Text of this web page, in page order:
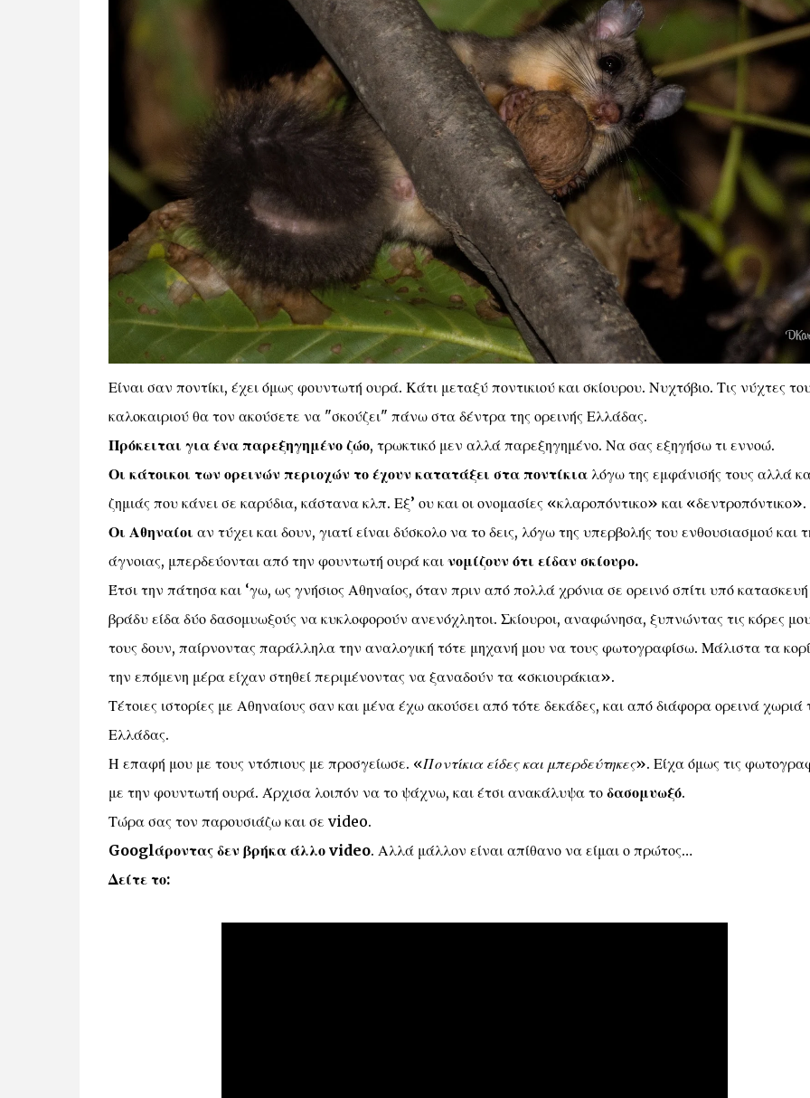
Είναι σαν ποντίκι, έχει όμως φουντωτή ουρά. Κάτι μεταξύ ποντικιού και σκίουρου. Νυχτόβιο. Τις νύχτες
καλοκαιριού θα τον ακούσετε να "σκούζει" πάνω στα δέντρα της ορεινής Ελλάδας.
Πρόκειται για ένα παρεξηγημένο ζώο, τρωκτικό μεν αλλά παρεξηγημένο. Να σας εξηγήσω τι εννοώ.
Οι κάτοικοι των ορεινών περιοχών το έχουν κατατάξει στα ποντίκιαλόγω της εμφάνισής τους αλλά
ζημιάς που κάνει σε καρύδια, κάστανα κλπ. Εξ’ ου και οι ονομασίες «κλαροπόντικο» και «δεντροπόντικο».
Οι Αθηναίοι αν τύχει και δουν, γιατί είναι δύσκολο να το δεις, λόγω της υπερβολής του ενθουσιασμού και
άγνοιας, μπερδεύονται από την φουντωτή ουρά και νομίζουν ότι είδαν σκίουρο.
Έτσι την πάτησα και ‘γω, ως γνήσιος Αθηναίος, όταν πριν από πολλά χρόνια σε ορεινό σπίτι υπό
βράδυ είδα δύο δασομυωξούς να κυκλοφορούν ανενόχλητοι. Σκίουροι, αναφώνησα, ξυπνώντας τις κόρες
τους δουν, παίρνοντας παράλληλα την αναλογική τότε μηχανή μου να τους φωτογραφίσω. Μάλιστα τα
την επόμενη μέρα είχαν στηθεί περιμένοντας να ξαναδούν τα «σκιουράκια».
Τέτοιες ιστορίες με Αθηναίους σαν και μένα έχω ακούσει από τότε δεκάδες, και από διάφορα ορεινά χωριά
Ελλάδας.
Η επαφή μου με τους ντόπιους με προσγείωσε. «Ποντίκια είδες και μπερδεύτηκες». Είχα όμως τις
με την φουντωτή ουρά. Άρχισα λοιπόν να το ψάχνω, και έτσι ανακάλυψα το δασομυωξό.
Τώρα σας τον παρουσιάζω και σε video.
Googlάροντας δεν βρήκα άλλο video. Αλλά μάλλον είναι απίθανο να είμαι ο πρώτος…
Δείτε το: